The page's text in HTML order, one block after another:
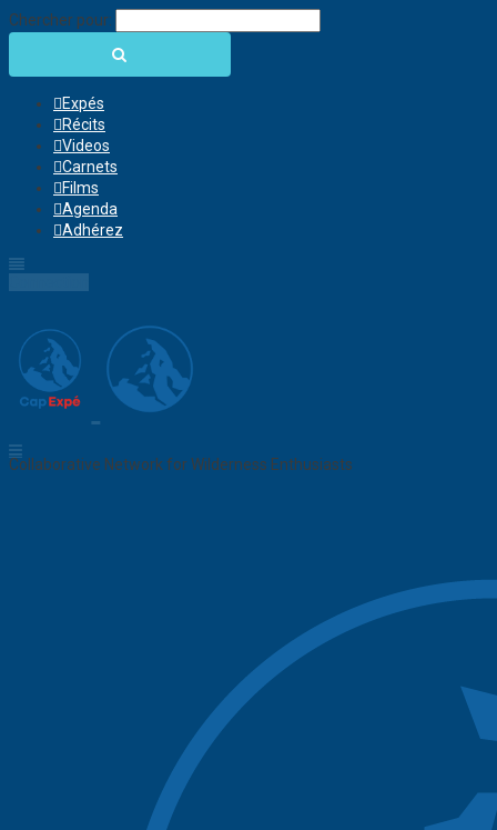
Chercher pour:
Expés
Récits
Videos
Carnets
Films
Agenda
Adhérez
Collaborative Network for Wilderness Enthusiasts